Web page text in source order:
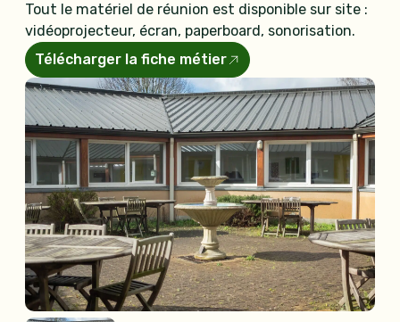
Tout le matériel de réunion est disponible sur site :
vidéoprojecteur, écran, paperboard, sonorisation.
Télécharger la fiche métier